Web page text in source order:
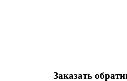
Заказать